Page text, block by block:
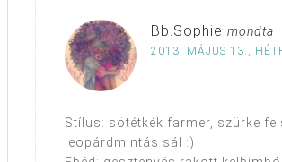
Bb.Sophie mondta
2013. MÁJUS 13.,
Stílus: sötétkék farmer, szürke
leopárdmintás sál :)